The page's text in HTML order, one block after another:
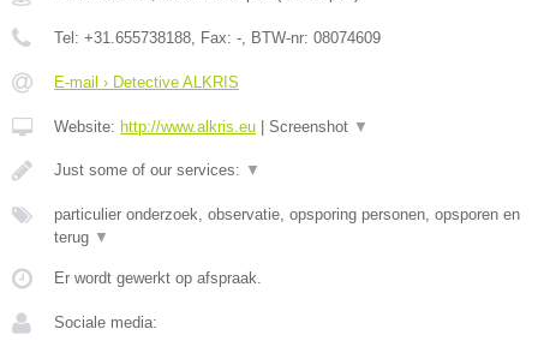
Tel: +31.655738188 , Fax: - , BTW-nr: 08074609
E-mail › Detective ALKRIS
Website: http://www.alkris.eu Screenshot ▼
Just some of our services: ▼
particulier onderzoek, observatie, opsporing personen, opsporen en
terug ▼
Er wordt gewerkt op afspraak.
Sociale media: